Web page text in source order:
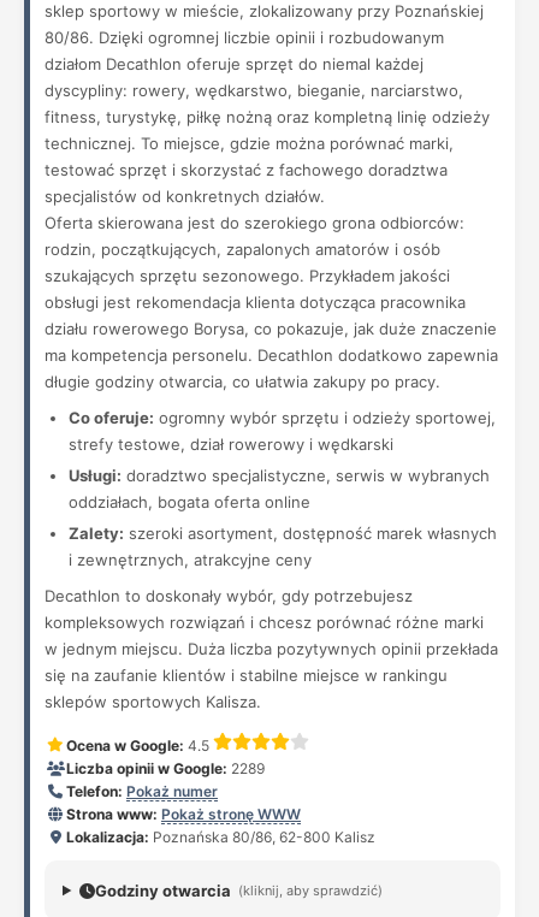
sklep sportowy w mieście, zlokalizowany przy Poznańskiej
80/86. Dzięki ogromnej liczbie opinii i rozbudowanym
działom Decathlon oferuje sprzęt do niemal każdej
dyscypliny: rowery, wędkarstwo, bieganie, narciarstwo,
fitness, turystykę, piłkę nożną oraz kompletną linię odzieży
technicznej. To miejsce, gdzie można porównać marki,
testować sprzęt i skorzystać z fachowego doradztwa
specjalistów od konkretnych działów.
Oferta skierowana jest do szerokiego grona odbiorców:
rodzin, początkujących, zapalonych amatorów i osób
szukających sprzętu sezonowego. Przykładem jakości
obsługi jest rekomendacja klienta dotycząca pracownika
działu rowerowego Borysa, co pokazuje, jak duże znaczenie
ma kompetencja personelu. Decathlon dodatkowo zapewnia
długie godziny otwarcia, co ułatwia zakupy po pracy.
Co oferuje: ogromny wybór sprzętu i odzieży sportowej,
strefy testowe, dział rowerowy i wędkarski
Usługi: doradztwo specjalistyczne, serwis w wybranych
oddziałach, bogata oferta online
Zalety: szeroki asortyment, dostępność marek własnych
i zewnętrznych, atrakcyjne ceny
Decathlon to doskonały wybór, gdy potrzebujesz
kompleksowych rozwiązań i chcesz porównać różne marki
w jednym miejscu. Duża liczba pozytywnych opinii przekłada
się na zaufanie klientów i stabilne miejsce w rankingu
sklepów sportowych Kalisza.
Ocena w Google: 4.5
Liczba opinii w Google: 2289
Telefon: Pokaż numer
Strona www: Pokaż stronę WWW
Lokalizacja: Poznańska 80/86, 62-800 Kalisz
Godziny otwarcia (kliknij, aby sprawdzić)